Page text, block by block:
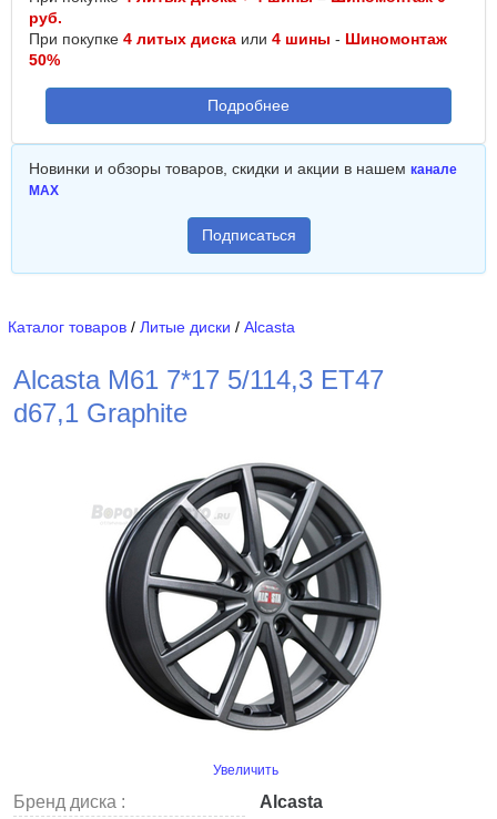
руб.
При покупке 4 литых диска или 4 шины - Шиномонтаж
50%
Подробнее
Новинки и обзоры товаров, скидки и акции в нашем канале
MAX
Подписаться
Каталог товаров / Литые диски / Alcasta
Alcasta M61 7*17 5/114,3 ET47
d67,1 Graphite
Увеличить
Бренд диска :
Alcasta